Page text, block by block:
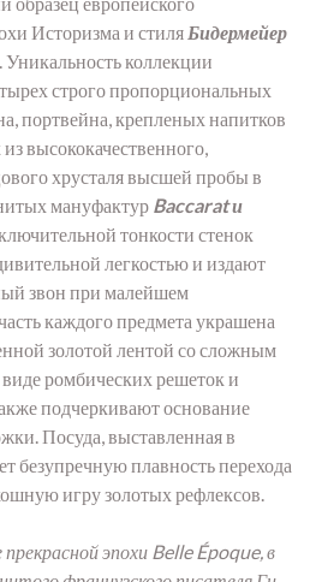
Историзма и стиля Бидермейер
коллекции
строго пропорциональных
портвейна, крепленых напитков
высококачественного,
хрусталя высшей пробы в
мануфактур Baccarat и
тонкости стенок
легкостью и издают
звон при малейшем
каждого предмета украшена
золотой лентой со сложным
ромбических решеток и
подчеркивают основание
Посуда, выставленная в
безупречную плавность перехода
игру золотых рефлексов.
эпохи Belle Époque, в